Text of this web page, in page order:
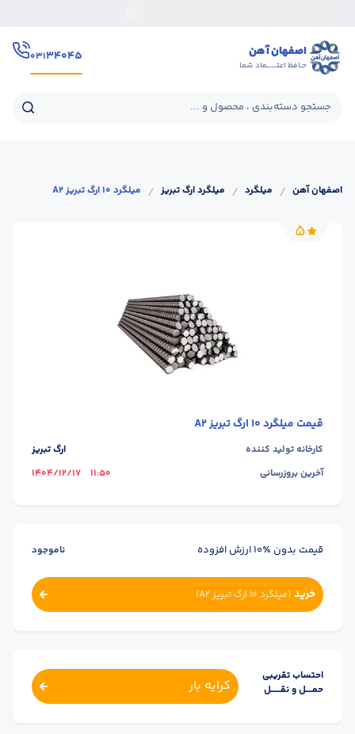
اصفهان آهن
حـافظ اعتــــــماد شما
۳۴۰۴۵۰۳۱
جستجو دسته‌بندی ، محصول و ...
اصفهان آهن / میلگرد / میلگرد ارگ تبریز / میلگرد 10 ارگ تبریز A2
5
قیمت میلگرد 10 ارگ تبریز A2
کارخانه تولید کننده
ارگ تبریز
آخرین بروزرسانی
11:50
1404/12/17
قیمت بدون ٪۱۰ ارزش افزوده ناموجود
خرید (میلگرد 10 ارگ تبریز A2 )
احتساب تقریبی
حمــــل و نقــــــل
کرایه بار